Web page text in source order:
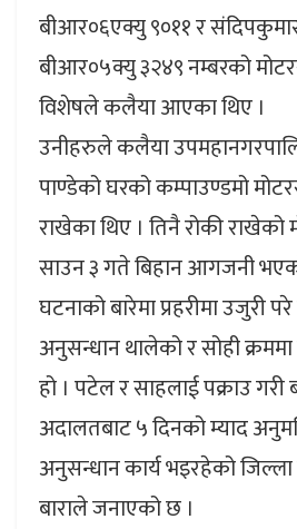
बीआर०६एक्यु ९०११ र
बीआर०५क्यु ३२४९ नम्बरको
विशेषले कलैया आएका थिए ।
उनीहरुले कलैया
पाण्डेको घरको कम्पाउण्डमो
राखेका थिए । तिनै रोकी
साउन ३ गते बिहान आगजनी
घटनाको बारेमा प्रहरीमा उजुरी
अनुसन्धान थालेको र सोही
हो । पटेल र साहलाई पक्राउ गरी
अदालतबाट ५ दिनको म्याद
अनुसन्धान कार्य भइरहेको जिल्ला
बाराले जनाएको छ ।